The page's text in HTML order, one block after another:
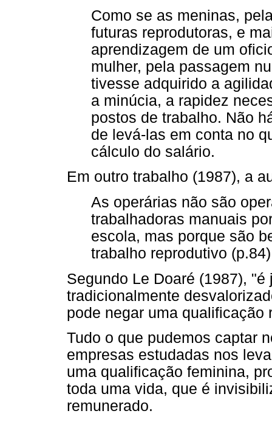
Como se as meninas,
futuras reprodutoras, e
aprendizagem de um
mulher, pela passagem
tivesse adquirido a
a minúcia, a rapidez
postos de trabalho. Não
de levá-las em conta no
cálculo do salário.
Em outro trabalho (1987), a
As operárias não são
trabalhadoras manuais
escola, mas porque são
trabalho reprodutivo
Segundo Le Doaré (1987),
tradicionalmente
pode negar uma qualificação
Tudo o que pudemos captar
empresas estudadas nos
uma qualificação feminina,
toda uma vida, que é
remunerado.